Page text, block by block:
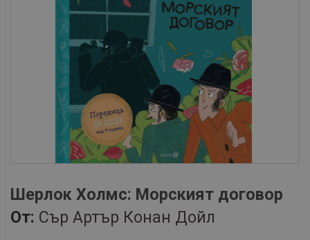
Шерлок Холмс: Морският договор
От: Сър Артър Конан Дойл